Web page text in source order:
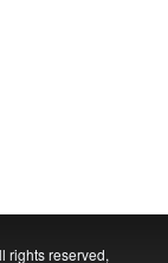
rights reserved,